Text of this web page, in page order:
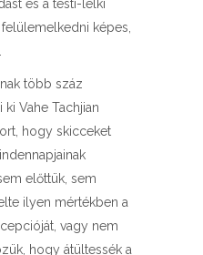
és a testi-lelki
képes,
több száz
Vahe Tachjian
hogy skicceket
előttük, sem
ilyen mértékben a
vagy nem
hogy átültessék a